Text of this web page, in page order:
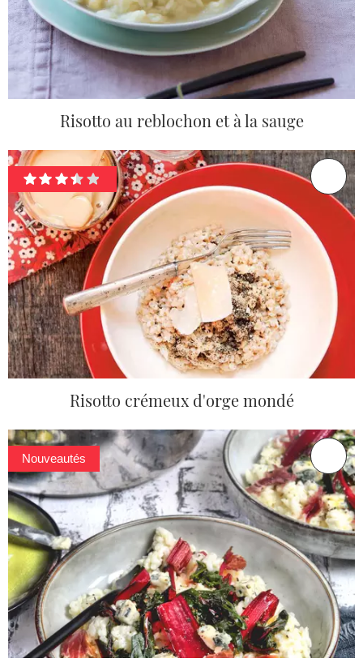
Risotto au reblochon et à la sauge
Risotto crémeux d'orge mondé
Nouveautés